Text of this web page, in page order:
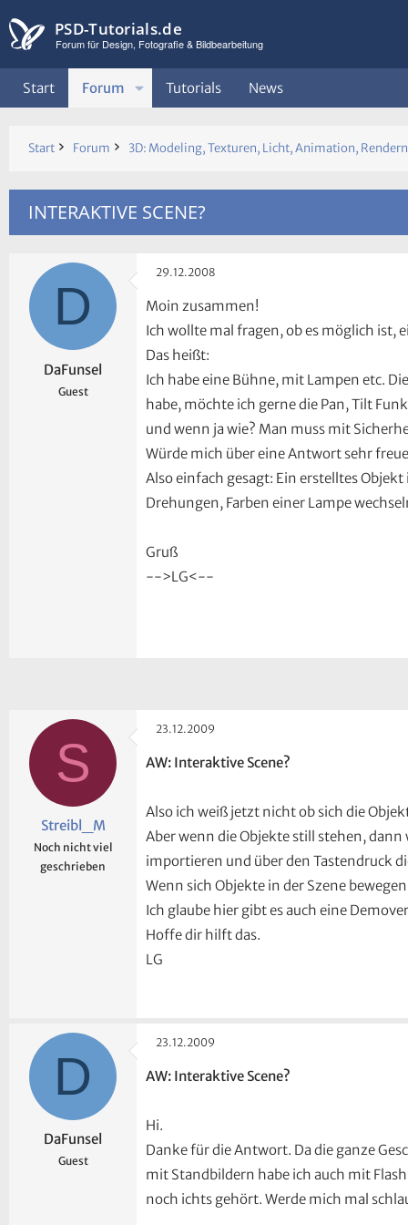
PSD-Tutorials.de
Forum für Design, Fotografie & Bildbearbeitung
Start Forum Tutorials News
Start Forum 3D: Modeling, Texturen, Licht, Animation, Rendern
INTERAKTIVE SCENE?
D
DaFunsel
Guest
29.12.2008
Moin zusammen!
Ich wollte mal fragen, ob es möglich ist,
Das heißt:
Ich habe eine Bühne, mit Lampen etc.
habe, möchte ich gerne die Pan, Tilt
und wenn ja wie? Man muss mit
Würde mich über eine Antwort sehr
Also einfach gesagt: Ein erstelltes
Drehungen, Farben einer Lampe
Gruß
-->LG<--
S
Streibl_M
Noch nicht viel
geschrieben
23.12.2009
AW: Interaktive Scene?
Also ich weiß jetzt nicht ob sich die
Aber wenn die Objekte still stehen,
importieren und über den Tastendruck
Wenn sich Objekte in der Szene
Ich glaube hier gibt es auch eine
Hoffe dir hilft das.
LG
D
DaFunsel
Guest
23.12.2009
AW: Interaktive Scene?
Hi.
Danke für die Antwort. Da die ganze
mit Standbildern habe ich auch mit
noch ichts gehört. Werde mich mal